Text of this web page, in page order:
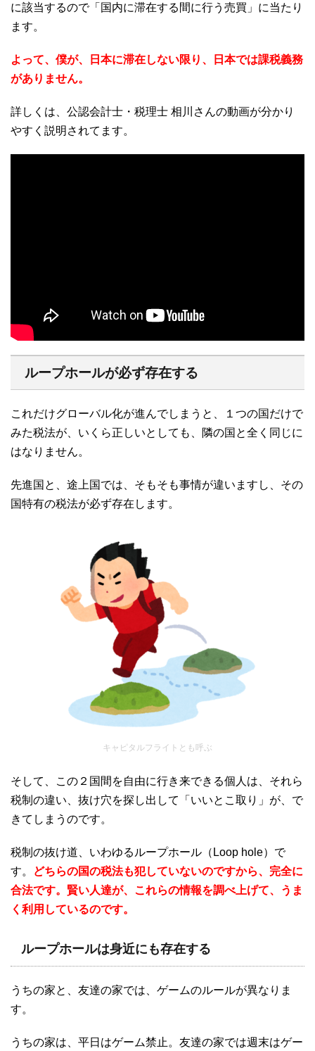
に該当するので「国内に滞在する間に行う売買」に当たり
ます。
よって、僕が、日本に滞在しない限り、日本では課税義務
がありません。
詳しくは、公認会計士・税理士 相川さんの動画が分かり
やすく説明されてます。
ループホールが必ず存在する
これだけグローバル化が進んでしまうと、１つの国だけで
みた税法が、いくら正しいとしても、隣の国と全く同じに
はなりません。
先進国と、途上国では、そもそも事情が違いますし、その
国特有の税法が必ず存在します。
キャピタルフライトとも呼ぶ
そして、この２国間を自由に行き来できる個人は、それら
税制の違い、抜け穴を探し出して「いいとこ取り」が、で
きてしまうのです。
税制の抜け道、いわゆるループホール（Loop hole）で
す。
どちらの国の税法も犯していないのですから、完全に
合法です。賢い人達が、これらの情報を調べ上げて、うま
く利用しているのです。
ループホールは身近にも存在する
うちの家と、友達の家では、ゲームのルールが異なりま
す。
うちの家は、平日はゲーム禁止。友達の家では週末はゲー